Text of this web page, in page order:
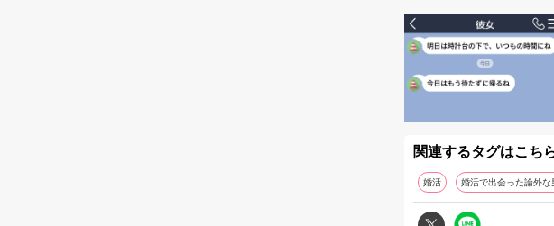
関連するタグはこち
婚活 婚活で出会った論外な